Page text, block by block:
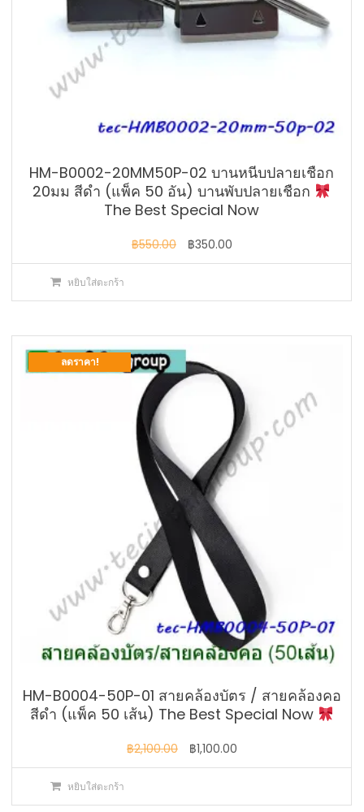
HM-B0002-20MM50P-02 บานหนีบปลายเชือก
20มม สีดำ (แพ็ค 50 อัน) บานพับปลายเชือก
The Best Special Now
฿550.00
Original
price
฿550.00.
฿350.00Current
price
฿350.00.
หยิบใส่ตะกร้า
ลดราคา!
HM-B0004-50P-01 สายคล้องบัตร / สายคล้องคอ
สีดำ (แพ็ค 50 เส้น) The Best Special Now
฿2,100.00
Original
price
฿1,100.00Current
price
หยิบใส่ตะกร้า